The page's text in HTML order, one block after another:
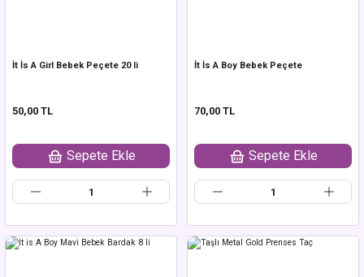
İt İs A Girl Bebek Peçete 20 li
50,00 TL
Sepete Ekle
İt İs A Boy Bebek Peçete
70,00 TL
Sepete Ekle